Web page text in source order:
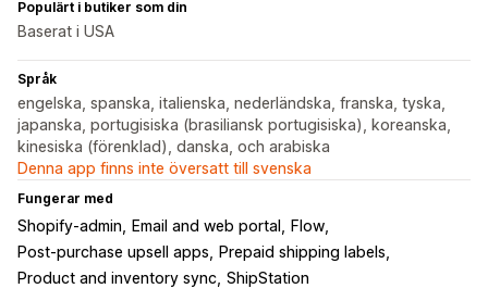
Populärt i butiker som din
Baserat i USA
Språk
engelska, spanska, italienska, nederländska, franska, tyska,
japanska, portugisiska (brasiliansk portugisiska), koreanska,
kinesiska (förenklad), danska, och arabiska
Denna app finns inte översatt till svenska
Fungerar med
Shopify-admin Email and web portal
Flow
Post-purchase upsell apps
Prepaid shipping labels
Product and inventory sync ShipStation